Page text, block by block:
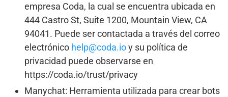
empresa Coda, la cual se encuentra ubicada en
444 Castro St, Suite 1200, Mountain View, CA
94041. Puede ser contactada a través del correo
electrónico help@coda.ioy su política de
privacidad puede observarse en
https://coda.io/trust/privacy
Manychat: Herramienta utilizada para crear bots